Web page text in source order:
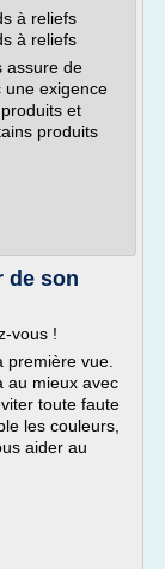
à reliefs
à reliefs
assure de
une exigence
et
produits
de son
vous !
première vue.
au mieux avec
toute faute
les couleurs,
aider au